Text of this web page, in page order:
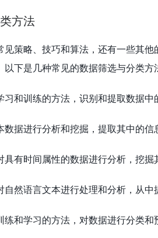
方法
见策略、技巧和算法，还有一些其
下是几种常见的数据筛选与分类方
和训练的方法，识别和提取数据中
据进行分析和挖掘，提取其中的信
具有时间属性的数据进行分析，挖掘
自然语言文本进行处理和分析，从中
和学习的方法，对数据进行分类和